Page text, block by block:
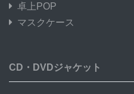
卓上POP
マスクケース
CD・DVDジャケット